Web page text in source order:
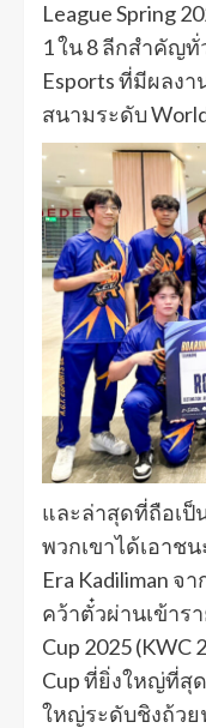
League Spring
1 ใน 8 ลีกสำคัญ
Esports ที่มีผลง
สนามระดับ
และล่าสุดที่ถือเป็
พวกเขาได้เอาช
Era Kadiliman
คว้าตั๋วผ่านเข้าร
Cup 2025
Cup ที่ยิ่งใหญ่ที่สุ
ใหญ่ระดับชิงถ้วย